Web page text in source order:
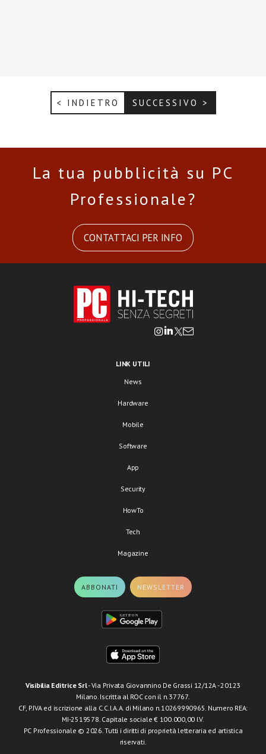
< INDIETRO SUCCESSIVO >
La tua pubblicità su PC
Professionale?
CONTATTACI PER INFO
LINK UTILI
News
Hardware
Mobile
Software
App
Security
HowTo
Tech
Magazine
ABBONATI NEWSLETTER
Visibilia Editrice Srl- Via Privata Giovannino De Grassi 12/12A - 20123
Milano. Iscritta al ROC con il n.37767.
CF, P.IVA ed iscrizione alla C.C.I.A.A. di Milano n.10269990965. Numero REA:
MI-2519578. Capitale sociale € 100.000,00 I.V.
PC Professionale © 2026. Tutti i diritti di proprietà letteraria ed artistica
riservati.